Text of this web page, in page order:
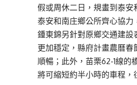
假或周休二日，規畫到泰
泰安和南庄鄉公所齊心協力
鍾東錦另針對原鄉交通建
更加穩定，縣府計畫農曆
順暢；此外，苗栗62-1線的
將可縮短約半小時的車程，